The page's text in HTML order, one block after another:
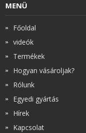
TÖMLŐBILINCS
MENÜ
Főoldal
videók
Termékek
Hogyan vásároljak?
Rólunk
Egyedi gyártás
Hírek
Kapcsolat